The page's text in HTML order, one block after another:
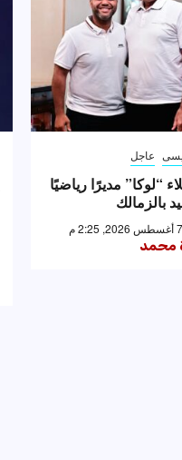
عاجل
“لوكا” مديرًا رياضيًا
بالزمالك
محمد